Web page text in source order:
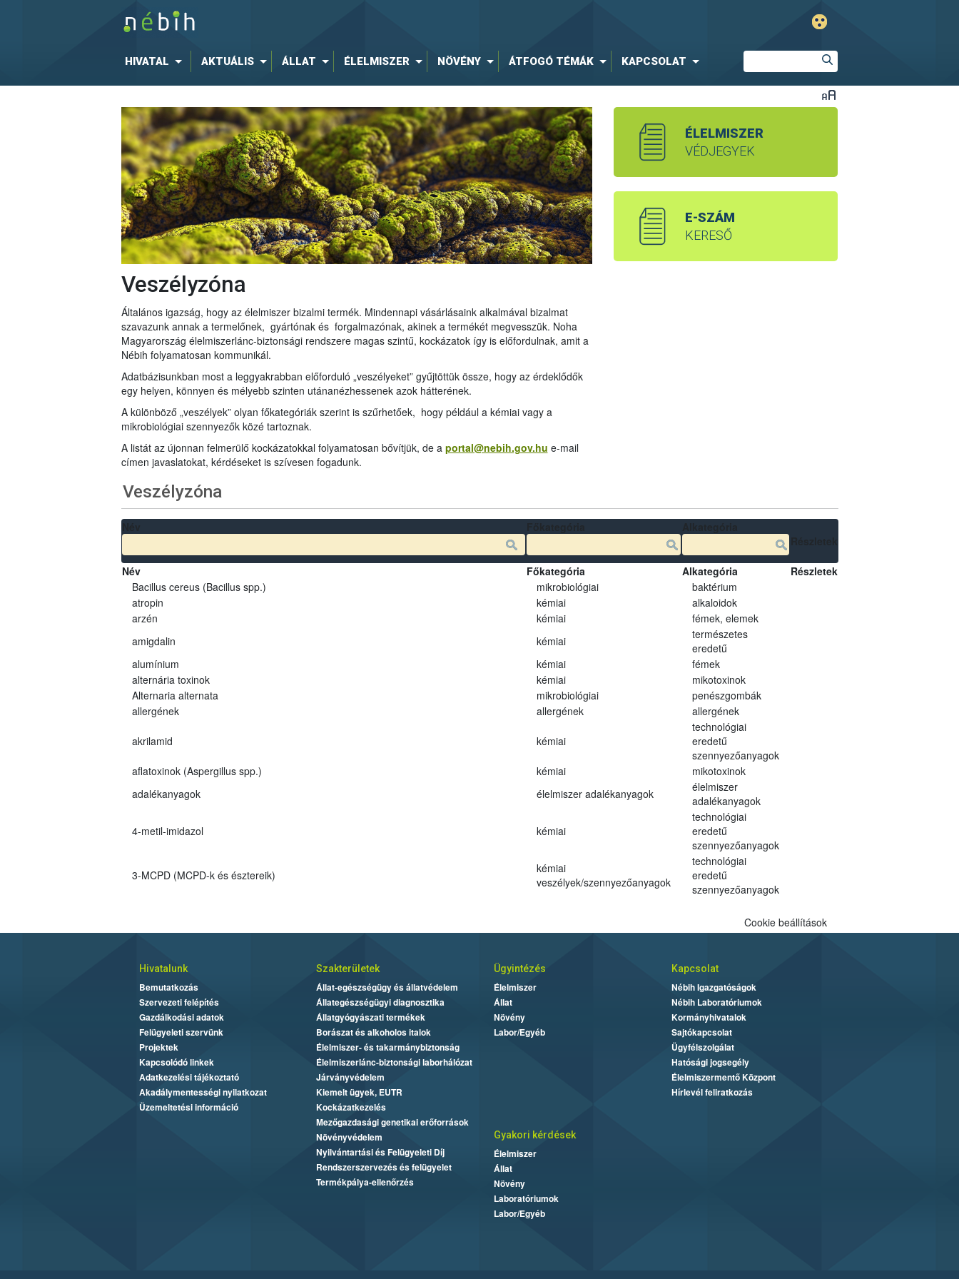
HIVATAL AKTUÁLIS ÁLLAT ÉLELMISZER NÖVÉNY ÁTFOGÓ TÉMÁK KAPCSOLAT
Veszélyzóna
Általános igazság, hogy az élelmiszer bizalmi termék. Mindennapi vásárlásaink alkalmával bizalmat
szavazunk annak a termelőnek, gyártónak és forgalmazónak, akinek a termékét megvesszük. Noha
Magyarország élelmiszerlánc-biztonsági rendszere magas szintű, kockázatok így is előfordulnak, amit a
Nébih folyamatosan kommunikál.
Adatbázisunkban most a leggyakrabban előforduló „veszélyeket” gyűjtöttük össze, hogy az érdeklődők
egy helyen, könnyen és mélyebb szinten utánanézhessenek azok hátterének.
A különböző „veszélyek” olyan főkategóriák szerint is szűrhetőek, hogy például a kémiai vagy a
mikrobiológiai szennyezők közé tartoznak.
A listát az újonnan felmerülő kockázatokkal folyamatosan bővítjük, de a portal@nebih.gov.hu e-mail
címen javaslatokat, kérdéseket is szívesen fogadunk.
ÉLELMISZER
VÉDJEGYEK
E-SZÁM
KERESŐ
Veszélyzóna
Név Főkategória Alkategória
Részletek
Bacillus cereus (Bacillus spp.)
mikrobiológiai
baktérium
atropin
kémiai
alkaloidok
arzén
kémiai
fémek, elemek
amigdalin
kémiai
természetes
eredetű
alumínium
kémiai
fémek
alternária toxinok
kémiai
mikotoxinok
Alternaria alternata
mikrobiológiai
penészgombák
allergének
allergének allergének
akrilamid kémiai
technológiai
eredetű
szennyezőanyagok
aflatoxinok (Aspergillus spp.)
kémiai
mikotoxinok
adalékanyagok
élelmiszer adalékanyagok
élelmiszer
adalékanyagok
4-metil-imidazol kémiai
technológiai
eredetű
szennyezőanyagok
3-MCPD (MCPD-k és észtereik)
kémiai
veszélyek/szennyezőanyagok
technológiai
eredetű
szennyezőanyagok
Cookie beállítások
Hivatalunk
Bemutatkozás
Szervezeti felépítés
Gazdálkodási adatok
Felügyeleti szervünk
Projektek
Kapcsolódó linkek
Adatkezelési tájékoztató
Akadálymentességi nyilatkozat
Üzemeltetési információ
Szakterületek
Állat-egészségügy és állatvédelem
Állategészségügyi diagnosztika
Állatgyógyászati termékek
Borászat és alkoholos italok
Élelmiszer- és takarmánybiztonság
Élelmiszerlánc-biztonsági laborhálózat
Járványvédelem
Kiemelt ügyek, EUTR
Kockázatkezelés
Mezőgazdasági genetikai erőforrások
Növényvédelem
Nyilvántartási és Felügyeleti Díj
Rendszerszervezés és felügyelet
Termékpálya-ellenőrzés
Ügyintézés
Élelmiszer
Állat
Növény
Labor/Egyéb
Kapcsolat
Nébih Igazgatóságok
Nébih Laboratóriumok
Kormányhivatalok
Sajtókapcsolat
Ügyfélszolgálat
Hatósági jogsegély
Élelmiszermentő Központ
Hírlevél feliratkozás
Gyakori kérdések
Élelmiszer
Állat
Növény
Laboratóriumok
Labor/Egyéb